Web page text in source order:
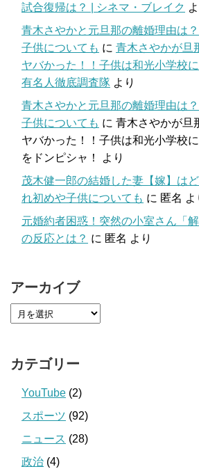
試合復帰は？ | シネマ・ブレイク
青木さやかと元旦那の離婚理由は
子供についても に 青木さやかが旦
ヤバかった！！子供は和光小学校
有名人徹底調査隊 より
青木さやかと元旦那の離婚理由は
子供についても に 青木さやかが旦
ヤバかった！！子供は和光小学校
をドンピシャ！
より
茂木健一郎の結婚した妻【嫁】は
れ初めや子供についても に 匿名 よ
元婚約者困惑！突然の小室さん「
の反応とは？ に 匿名 より
アーカイブ
カテゴリー
YouTube (2)
スポーツ (92)
ニュース (28)
政治 (4)